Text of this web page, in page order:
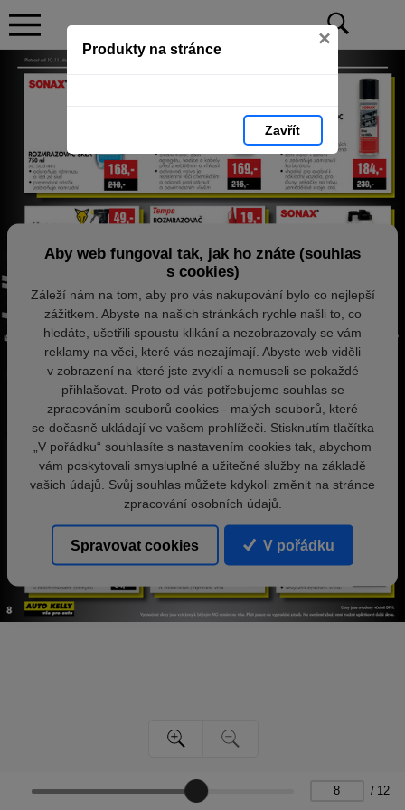
Produkty na stránce ×
Zavřít
/ 12
Aby web fungoval tak, jak ho znáte (souhlas
s cookies)
Záleží nám na tom, aby pro vás nakupování bylo co nejlepší
zážitkem. Abyste na našich stránkách rychle našli to, co
hledáte, ušetřili spoustu klikání a nezobrazovaly se vám
reklamy na věci, které vás nezajímají. Abyste web viděli
v zobrazení na které jste zvyklí a nemuseli se pokaždé
přihlašovat. Proto od vás potřebujeme souhlas se
zpracováním souborů cookies - malých souborů, které
se dočasně ukládají ve vašem prohlížeči. Stisknutím tlačítka
„V pořádku“ souhlasíte s nastavením cookies tak, abychom
vám poskytovali smysluplné a užitečné služby na základě
vašich údajů. Svůj souhlas můžete kdykoli změnit na stránce
zpracování osobních údajů.
Spravovat cookies V pořádku